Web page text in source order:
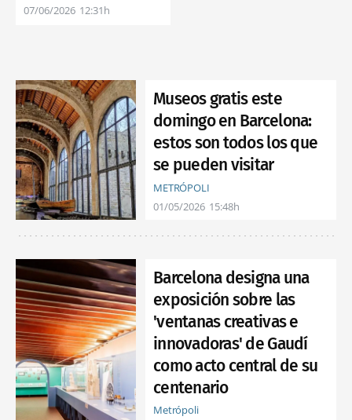
07/06/2026 12:31h
Museos gratis este
domingo en Barcelona:
estos son todos los que
se pueden visitar
METRÓPOLI
01/05/2026 15:48h
Barcelona designa una
exposición sobre las
'ventanas creativas e
innovadoras' de Gaudí
como acto central de su
centenario
Metrópoli